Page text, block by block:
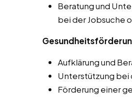
Beratung und
bei der Jobsuche
Aufklärung und
Unterstützung bei
Förderung einer